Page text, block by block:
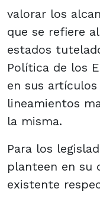
valorar los
que se refiere
estados
Política de los
en sus
lineamientos
la misma.
Para los
planteen en su
existente